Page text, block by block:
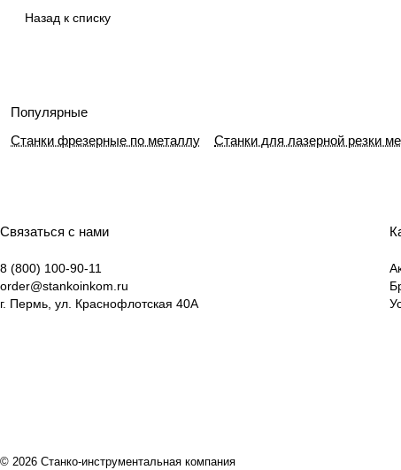
Назад к списку
Популярные
Станки фрезерные по металлу
Станки для лазерной резки
Связаться с нами
8 (800) 100-90-11
order@stankoinkom.ru
г. Пермь, ул. Краснофлотская 40А
© 2026 Станко-инструментальная компания